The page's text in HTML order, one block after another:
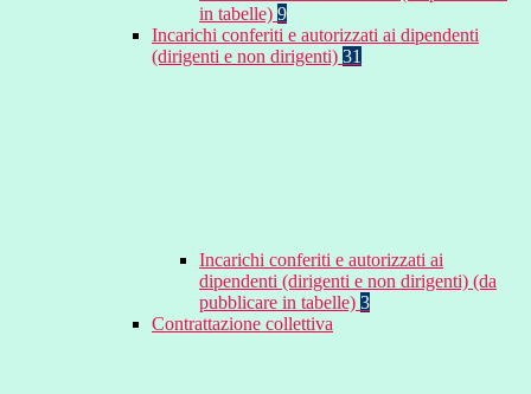
in tabelle) 9
Incarichi conferiti e autorizzati ai dipendenti
(dirigenti e non dirigenti) 31
Incarichi conferiti e autorizzati ai
dipendenti (dirigenti e non dirigenti) (da
pubblicare in tabelle) 3
Contrattazione collettiva